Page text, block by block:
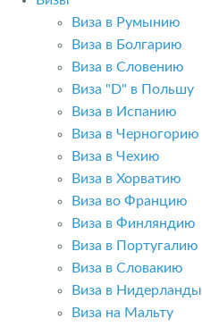
Виза в Румынию
Виза в Болгарию
Виза в Словению
Виза "D" в Польшу
Виза в Испанию
Виза в Черногорию
Виза в Чехию
Виза в Хорватию
Виза во Францию
Виза в Финляндию
Виза в Португалию
Виза в Словакию
Виза в Нидерланды
Виза на Мальту